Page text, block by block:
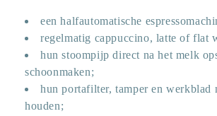
een halfautomatische
regelmatig cappuccino, latte of flat
hun stoompijp direct na het melk
schoonmaken;
hun portafilter, tamper en werkblad
houden;